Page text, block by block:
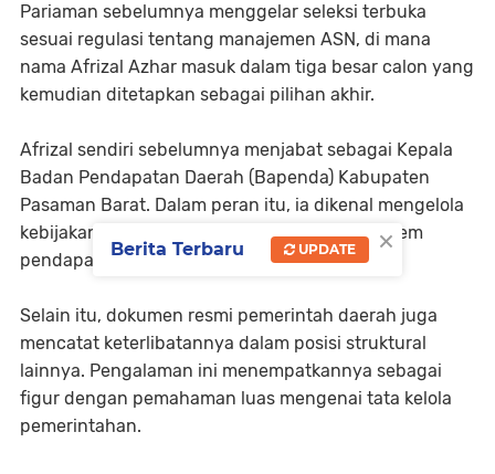
Pariaman sebelumnya menggelar seleksi terbuka
sesuai regulasi tentang manajemen ASN, di mana
nama Afrizal Azhar masuk dalam tiga besar calon yang
kemudian ditetapkan sebagai pilihan akhir.
Afrizal sendiri sebelumnya menjabat sebagai Kepala
Badan Pendapatan Daerah (Bapenda) Kabupaten
Pasaman Barat. Dalam peran itu, ia dikenal mengelola
kebijakan fiskal daerah serta memperkuat sistem
pendapatan asli daerah.
Selain itu, dokumen resmi pemerintah daerah juga
mencatat keterlibatannya dalam posisi struktural
lainnya. Pengalaman ini menempatkannya sebagai
figur dengan pemahaman luas mengenai tata kelola
pemerintahan.
×
Berita Terbaru UPDATE